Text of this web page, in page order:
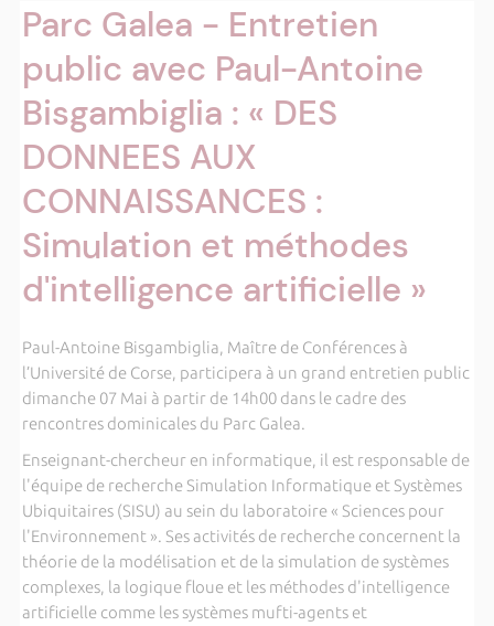
Parc Galea - Entretien
public avec Paul-Antoine
Bisgambiglia : « DES
DONNEES AUX
CONNAISSANCES :
Simulation et méthodes
d'intelligence artificielle »
Paul-Antoine Bisgambiglia, Maître de Conférences à
l’Université de Corse, participera à un grand entretien public
dimanche 07 Mai à partir de 14h00 dans le cadre des
rencontres dominicales du Parc Galea.
Enseignant-chercheur en informatique, il est responsable de
l'équipe de recherche Simulation Informatique et Systèmes
Ubiquitaires (SISU) au sein du laboratoire « Sciences pour
l'Environnement ». Ses activités de recherche concernent la
théorie de la modélisation et de la simulation de systèmes
complexes, la logique floue et les méthodes d'intelligence
artificielle comme les systèmes mufti-agents et